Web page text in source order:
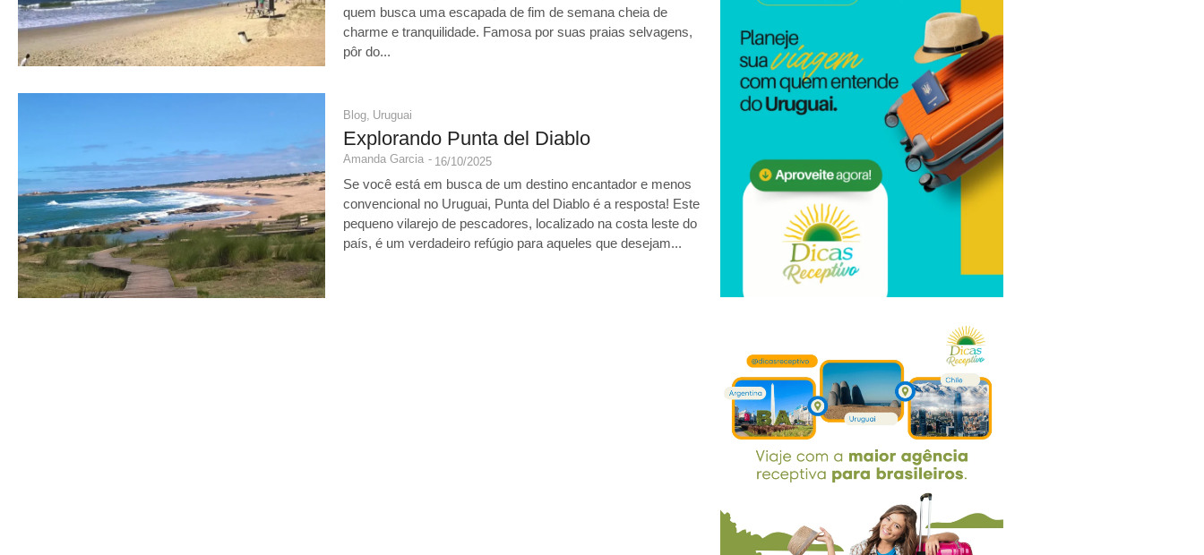
quem busca uma escapada de fim de semana cheia de
charme e tranquilidade. Famosa por suas praias selvagens,
pôr do...
Blog Uruguai
Explorando Punta del Diablo
Amanda Garcia - 16/10/2025
Se você está em busca de um destino encantador e menos
convencional no Uruguai, Punta del Diablo é a resposta! Este
pequeno vilarejo de pescadores, localizado na costa leste do
país, é um verdadeiro refúgio para aqueles que desejam...